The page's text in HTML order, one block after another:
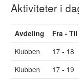
Aktiviteter i
Avdeling Fra - Til
Klubben
17 - 18
Klubben
17 - 19